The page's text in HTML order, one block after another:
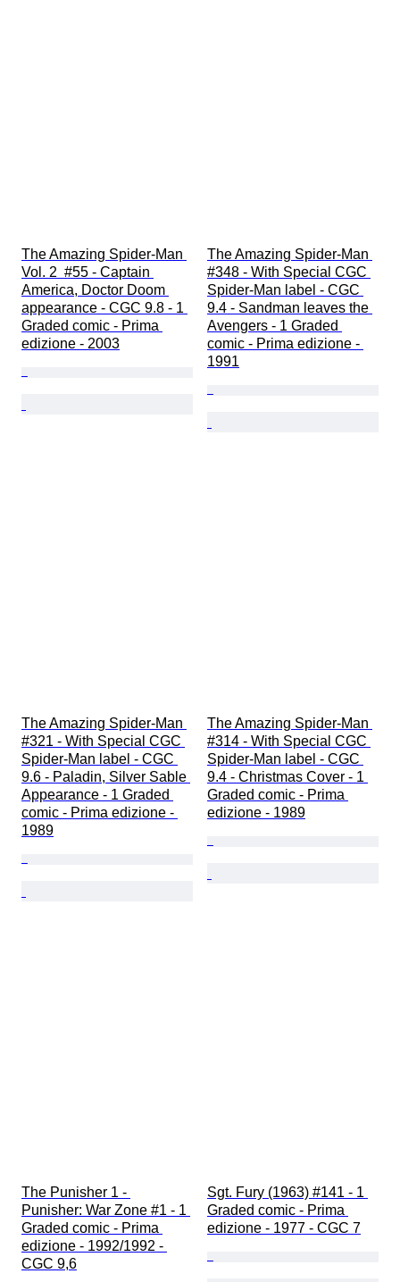
The Amazing Spider-Man
Vol. 2  #55 - Captain
America, Doctor Doom
appearance - CGC 9.8 - 1
Graded comic - Prima
edizione - 2003
The Amazing Spider-Man
#348 - With Special CGC
Spider-Man label - CGC
9.4 - Sandman leaves the
Avengers - 1 Graded
comic - Prima edizione -
1991
The Amazing Spider-Man
#321 - With Special CGC
Spider-Man label - CGC
9.6 - Paladin, Silver Sable
Appearance - 1 Graded
comic - Prima edizione -
1989
The Amazing Spider-Man
#314 - With Special CGC
Spider-Man label - CGC
9.4 - Christmas Cover - 1
Graded comic - Prima
edizione - 1989
The Punisher 1 -
Punisher: War Zone #1 - 1
Graded comic - Prima
edizione - 1992/1992 -
CGC 9,6
Sgt. Fury (1963) #141 - 1
Graded comic - Prima
edizione - 1977 - CGC 7